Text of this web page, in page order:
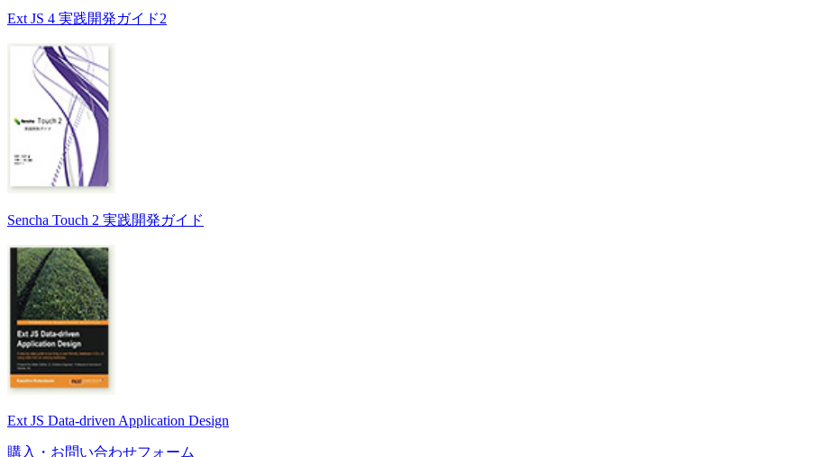
Ext JS 4 実践開発ガイド2
Sencha Touch 2 実践開発ガイド
Ext JS Data-driven Application Design
購入・お問い合わせフォーム